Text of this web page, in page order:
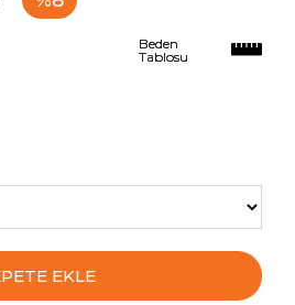
Beden
Tablosu
Beden
Tablosu